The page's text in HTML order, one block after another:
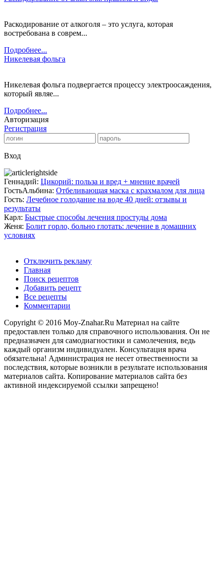
Раскодирование от алкоголя – это услуга, которая
востребована в соврем...
Подробнее...
Никелевая фольга
Никелевая фольга подвергается процессу электроосаждения,
который являе...
Подробнее...
Авторизация
Регистрация
Вход
Геннадий: Цикорий: польза и вред + мнение врачей
ГостьАльбина: Отбеливающая маска с крахмалом для лица
Гость: Лечебное голодание на воде 40 дней: отзывы и
результаты
Карл: Быстрые способы лечения простуды дома
Женя: Болит горло, больно глотать: лечение в домашних
условиях
Отключить рекламу
Главная
Поиск рецептов
Добавить рецепт
Все рецепты
Комментарии
Copyright © 2016 Moy-Znahar.Ru Материал на сайте
предоставлен только для справочного использования. Он не
предназначен для самодиагностики и самолечения, ведь
каждый организм индивидуален. Консультация врача
обязательна! Администрация не несет отвественности за
последствия, которые возникли в результате использования
материалов сайта. Копирование материалов сайта без
активной индексируемой ссылки запрещено!